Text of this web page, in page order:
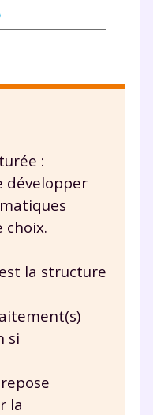
:
développer
choix.
la structure
si
la